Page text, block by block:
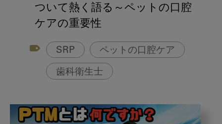
アフターコロナ対策
コンポジットレジン
ついて熱く語る～ペットの口腔
ケアの重要性
SRP ペットの口腔ケア
歯科衛生士